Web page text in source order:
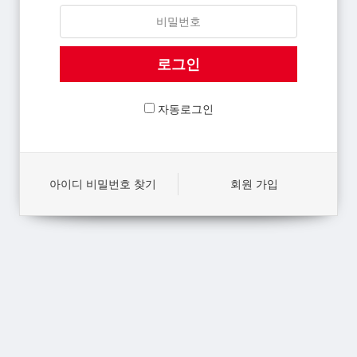
자동로그인
아이디 비밀번호 찾기 회원 가입